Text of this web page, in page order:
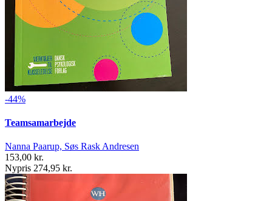
-44%
Teamsamarbejde
Nanna Paarup, Søs Rask Andresen
153,00 kr.
Nypris 274,95 kr.